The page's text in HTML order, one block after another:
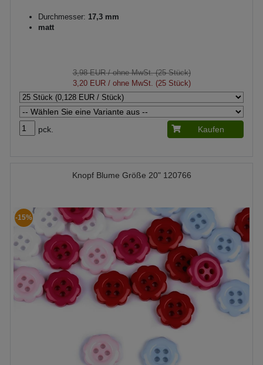
Durchmesser: 17,3 mm
matt
3,98 EUR/ ohne MwSt. (25 Stück)
3,20 EUR/ ohne MwSt. (25 Stück)
pck. Kaufen
Knopf Blume Größe 20" 120766
-15%